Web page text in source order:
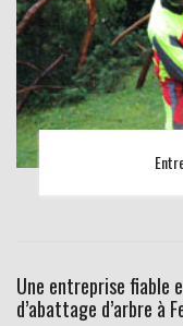
Une entreprise fiable
d’abattage d’arbre à